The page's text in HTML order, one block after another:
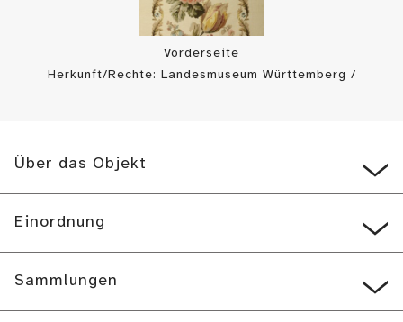
Vorderseite
Herkunft/Rechte: Landesmuseum Württemberg /
Über das Objekt
Einordnung
Sammlungen